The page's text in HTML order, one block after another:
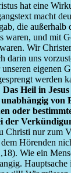
hat eine
macht
die außerhalb
waren, und mit
Wir
darin uns
eigenen
werden
Das Heil in
von
oder
der
Christi nur zum
Hörenden
Wie ein
Hauptsache